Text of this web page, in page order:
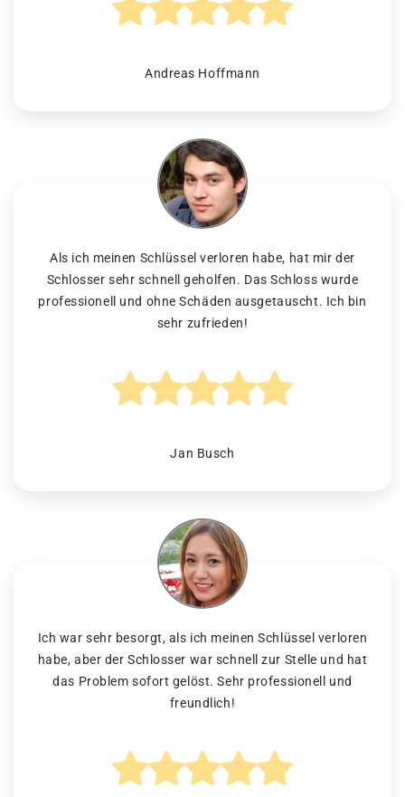
Andreas Hoffmann
Als ich meinen Schlüssel verloren habe, hat mir der
Schlosser sehr schnell geholfen. Das Schloss wurde
professionell und ohne Schäden ausgetauscht. Ich bin
sehr zufrieden!
Jan Busch
Ich war sehr besorgt, als ich meinen Schlüssel verloren
habe, aber der Schlosser war schnell zur Stelle und hat
das Problem sofort gelöst. Sehr professionell und
freundlich!